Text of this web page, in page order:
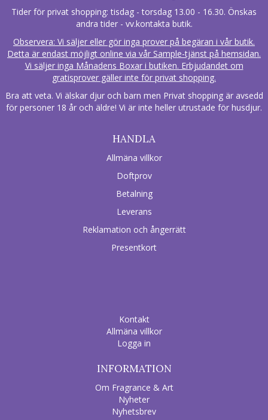
Tider för privat shopping: tisdag - torsdag 13.00 - 16.30. Önskas
andra tider - vv.kontakta butik.
Observera: Vi säljer eller gör inga prover på begäran i vår butik.
Detta är endast möjligt online via vår Sample-tjänst på hemsidan.
Vi säljer inga Månadens Boxar i butiken. Erbjudandet om
gratisprover gäller inte för privat shopping.
Bra att veta. Vi älskar djur och barn men Privat shopping är avsedd
för personer 18 år och äldre! Vi är inte heller utrustade för husdjur.
HANDLA
Allmäna villkor
Doftprov
Betalning
Leverans
Reklamation och ångerrätt
Presentkort
Kontakt
Allmäna villkor
Logga in
INFORMATION
Om Fragrance & Art
Nyheter
Nyhetsbrev